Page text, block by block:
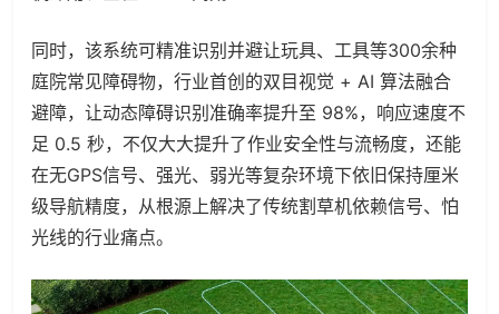
同时，该系统可精准识别并避让玩具、工具等300余种
庭院常见障碍物，行业首创的双目视觉 + AI 算法融合
避障，让动态障碍识别准确率提升至 98%，响应速度不
足 0.5 秒，不仅大大提升了作业安全性与流畅度，还能
在无GPS信号、强光、弱光等复杂环境下依旧保持厘米
级导航精度，从根源上解决了传统割草机依赖信号、怕
光线的行业痛点。